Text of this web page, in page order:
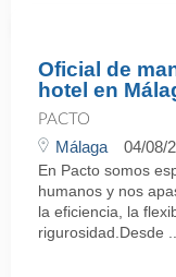
Oficial de
hotel en
PACTO
Málaga 04/08/
En Pacto somos
humanos y nos
la eficiencia, la
rigurosidad.Desde ...